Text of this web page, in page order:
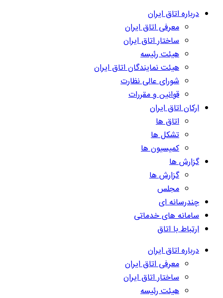
درباره اتاق ایران
معرفی اتاق ایران
ساختار اتاق ایران
هیئت رئیسه
هیئت نمایندگان اتاق ایران
شورای عالی نظارت
قوانین و مقررات
ارکان اتاق ایران
اتاق ها
تشکل ها
کمیسیون ها
گزارش ها
گزارش ها
مجلس
چندرسانه ای
سامانه های خدماتی
ارتباط با اتاق
درباره اتاق ایران
معرفی اتاق ایران
ساختار اتاق ایران
هیئت رئیسه